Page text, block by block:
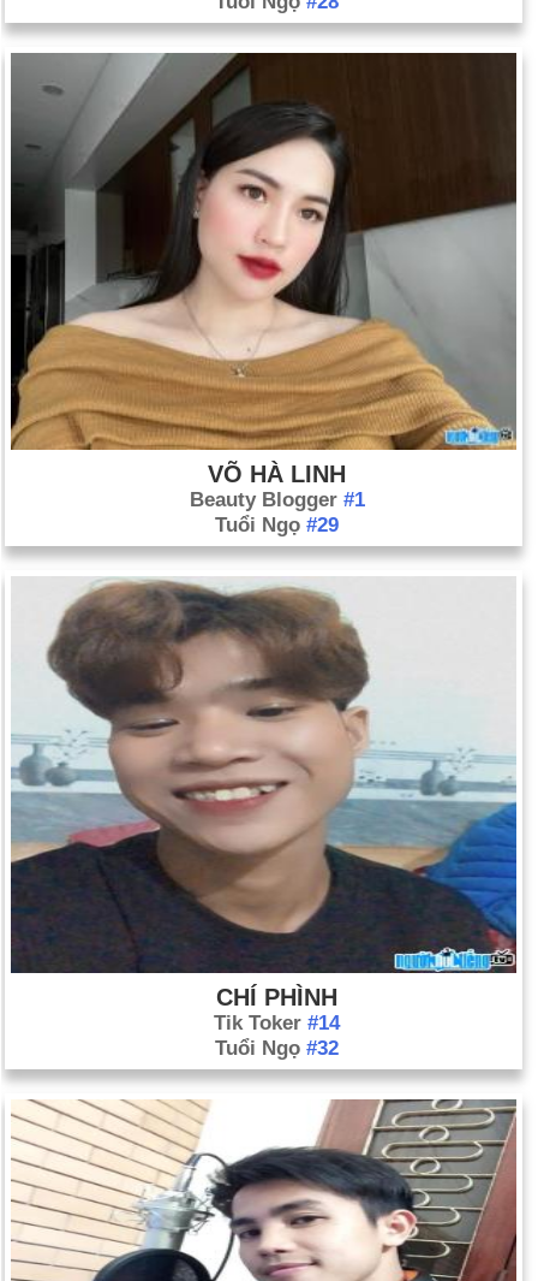
VÕ HÀ LINH
Beauty Blogger #1
Tuổi Ngọ #29
CHÍ PHÌNH
Tik Toker #14
Tuổi Ngọ #32